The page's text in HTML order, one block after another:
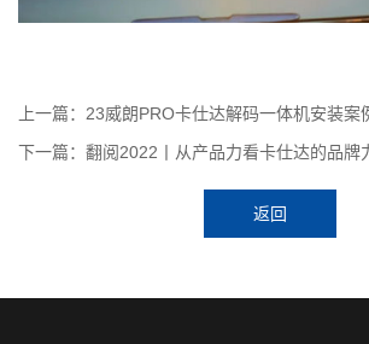
上一篇：23威朗PRO卡仕达解码一体机安装案
下一篇：翻阅2022丨从产品力看卡仕达的品牌
返回